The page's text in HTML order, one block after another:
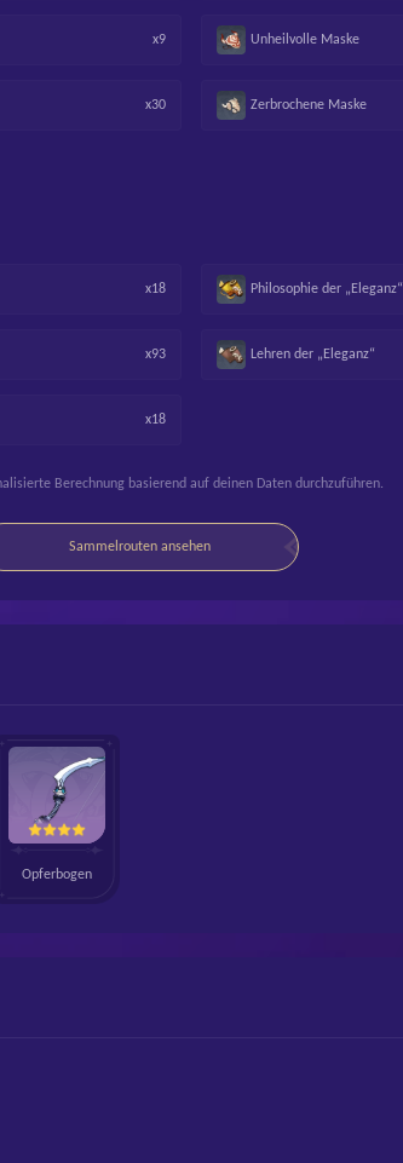
x9 Unheilvolle Maske
x30 Zerbrochene Maske
x18 Philosophie der „Eleganz“
x93 Lehren der „Eleganz“
x18
Berechnung basierend auf deinen Daten durchzuführen.
Sammelrouten ansehen
Opferbogen